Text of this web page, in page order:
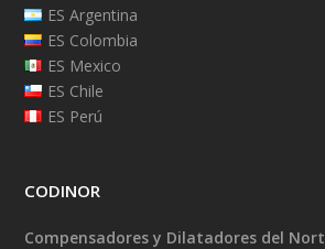
ES Argentina
ES Colombia
ES Mexico
ES Chile
ES Perú
CODINOR
Compensadores y Dilatadores del